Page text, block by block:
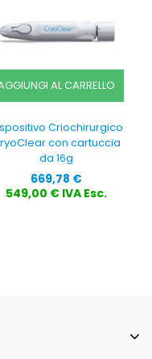
AL CARRELLO
Criochirurgico
con cartuccia
da 16g
Prezzo
669,78 €
549,00 € IVA Esc.